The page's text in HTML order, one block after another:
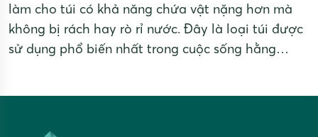
làm cho túi có khả năng chứa vật nặng hơn mà
không bị rách hay rò rỉ nước. Đây là loại túi được
sử dụng phổ biến nhất trong cuộc sống hằng